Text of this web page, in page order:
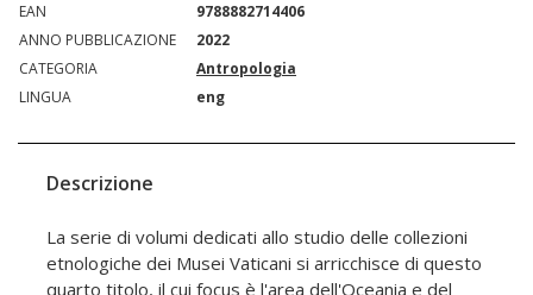
EAN
9788882714406
ANNO PUBBLICAZIONE
2022
CATEGORIA
Antropologia
LINGUA
eng
Descrizione
La serie di volumi dedicati allo studio delle collezioni
etnologiche dei Musei Vaticani si arricchisce di questo
quarto titolo, il cui focus è l'area dell'Oceania e del